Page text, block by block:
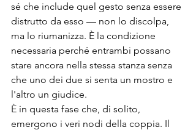
sé che include quel gesto senza essere
distrutto da esso — non lo discolpa,
ma lo riumanizza. È la condizione
necessaria perché entrambi possano
stare ancora nella stessa stanza senza
che uno dei due si senta un mostro e
l'altro un giudice.
È in questa fase che, di solito,
emergono i veri nodi della coppia. Il